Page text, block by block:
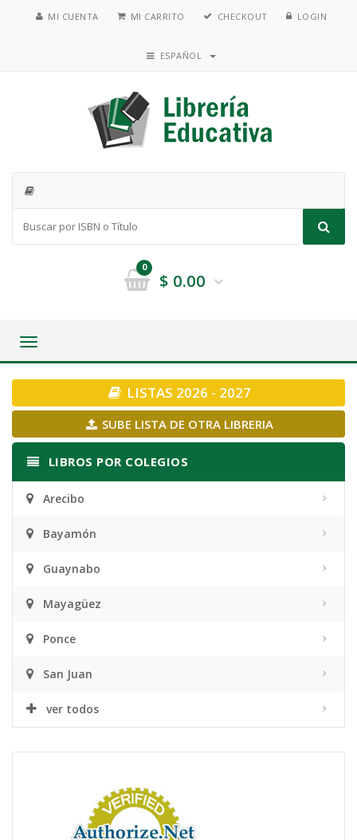
MI CUENTA MI CARRITO CHECKOUT LOGIN
ESPAÑOL
0
$ 0.00
Toggle
LISTAS 2026 - 2027
SUBE LISTA DE OTRA LIBRERIA
LIBROS POR COLEGIOS
Arecibo
Bayamón
Guaynabo
Mayagüez
Ponce
San Juan
ver todos